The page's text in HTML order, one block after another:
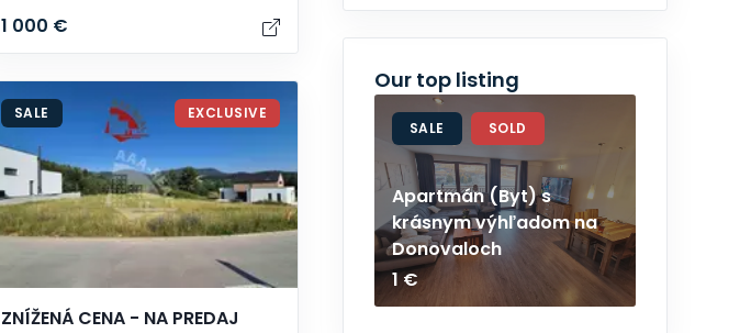
1 000 €
SALE EXCLUSIVE
ZNÍŽENÁ CENA - NA PREDAJ
Our top listing
SALE SOLD
Apartmán (Byt) s
krásnym výhľadom na
Donovaloch
1 €